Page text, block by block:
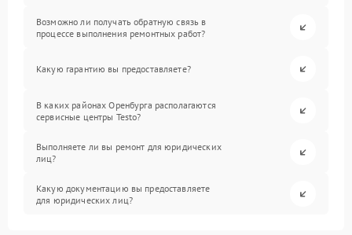
Возможно ли получать обратную связь в
процессе выполнения ремонтных работ?
Какую гарантию вы предоставляете?
В каких районах Оренбурга располагаются
сервисные центры Testo?
Выполняете ли вы ремонт для юридических
лиц?
Какую документацию вы предоставляете
для юридических лиц?